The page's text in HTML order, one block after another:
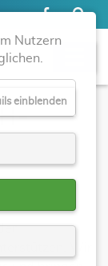
Wir
Nutzern
einblenden